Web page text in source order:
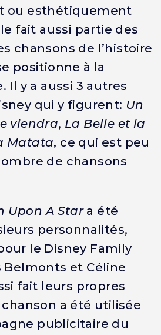
ou esthétiquement
fait aussi partie des
chansons de l’histoire
positionne à la
Il y a aussi 3 autres
qui y figurent: Un
viendra, La Belle et la
Matata, ce qui est peu
de chansons
Upon A Stara été
personnalités,
le Disney Family
Belmonts et Céline
fait leurs propres
a été utilisée
publicitaire du